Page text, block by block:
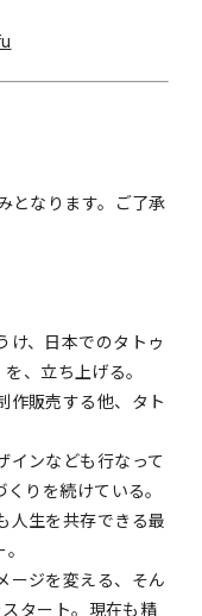
となります。ご了承
け、日本でのタトゥ
、立ち上げる。
作販売する他、タト
インなども行なって
りを続けている。
人生を共存できる最
ージを変える、そん
タート。現在も精